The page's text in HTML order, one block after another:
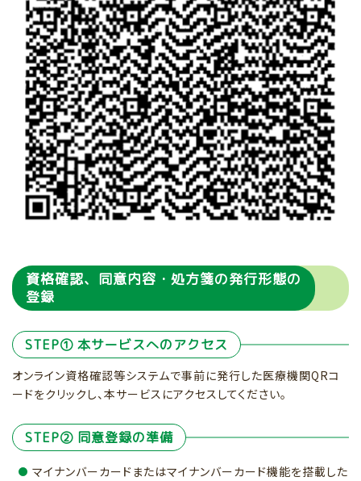
資格確認、同意内容・処方箋の発行形態の
登録
STEP① 本サービスへのアクセス
オンライン資格確認等システムで事前に発行した医療機関QRコ
ードをクリックし、本サービスにアクセスしてください。
STEP② 同意登録の準備
マイナンバーカードまたはマイナンバーカード機能を搭載した